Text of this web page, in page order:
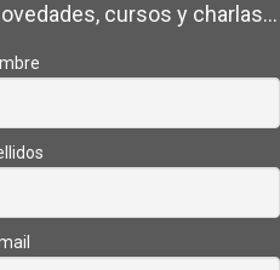
cursos y charlas...